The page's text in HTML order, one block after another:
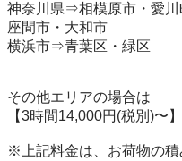
神奈川県⇒相模原市・愛川
座間市・大和市
横浜市⇒青葉区・緑区
その他エリアの場合は
【3時間14,000円(税別)〜
※上記料金は、お荷物の